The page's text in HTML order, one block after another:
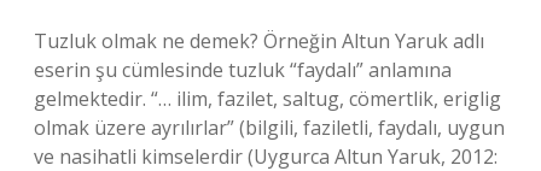
Tuzluk olmak ne demek? Örneğin Altun Yaruk adlı
eserin şu cümlesinde tuzluk “faydalı” anlamına
gelmektedir. “… ilim, fazilet, saltug, cömertlik, eriglig
olmak üzere ayrılırlar” (bilgili, faziletli, faydalı, uygun
ve nasihatli kimselerdir (Uygurca Altun Yaruk, 2012: